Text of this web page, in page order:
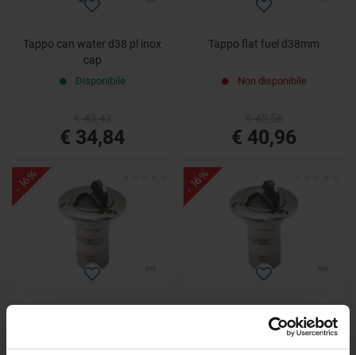
Tappo can water d38 pl inox
cap
Disponibile
€ 34,84
Tappo flat fuel d38mm
Non disponibile
€ 40,96
- 16% - 16%
Disponibile